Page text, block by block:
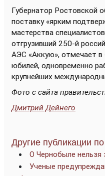
Губернатор Ростовской
поставку «ярким
мастерства
отгрузивший 250-й
АЭС «Аккую», отмечает в
юбилей, одновременно
крупнейших
Фото с сайта
Дмитрий Дейнего
Другие публикации
О Чернобыле нельзя
Ученые